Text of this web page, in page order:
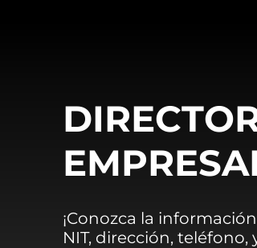
¡Conozca la
NIT, dirección,